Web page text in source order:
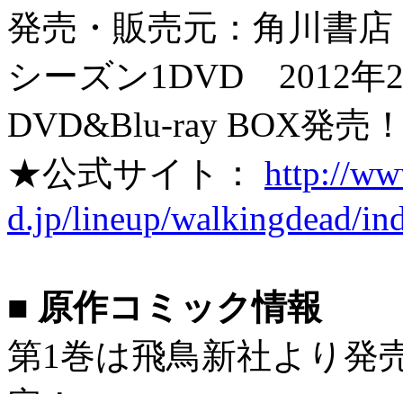
発売・販売元：角川書店
シーズン1DVD 2012年
DVD&Blu-ray BOX発売
★公式サイト： http://
d.jp/lineup/walkingdead/
■ 原作コミック情報
第1巻は飛鳥新社より発